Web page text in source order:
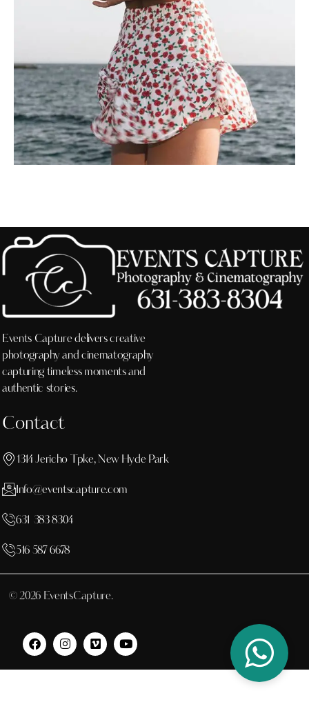
Events Capture delivers creative
photography and cinematography
capturing timeless moments and
authentic stories.
Contact
1314 Jericho Tpke, New Hyde Park
Info@eventscapture.com
631 383 8304
516 587 6678
© 2026 EventsCapture.